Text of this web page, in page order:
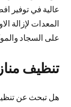
عالية في توفير
المعدات لإزالة
على السجاد
تنظيف
هل تبحث عن